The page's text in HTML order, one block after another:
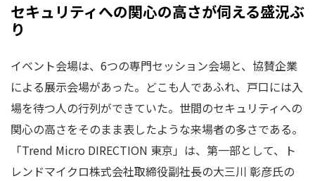
セキュリティへの関心の高さが伺える盛況ぶ
り
イベント会場は、6つの専門セッション会場と、協賛企業
による展示会場があった。どこも人であふれ、戸口には入
場を待つ人の行列ができていた。世間のセキュリティへの
関心の高さをそのまま表したような来場者の多さである。
「Trend Micro DIRECTION 東京」は、第一部として、ト
レンドマイクロ株式会社取締役副社長の大三川 彰彦氏の